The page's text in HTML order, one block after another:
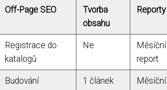
Off-Page SEO
Tvorba
obsahu
Reporty
Registrace do
katalogů
Ne
Měsíční
report
Budování
1 článek
Měsíční